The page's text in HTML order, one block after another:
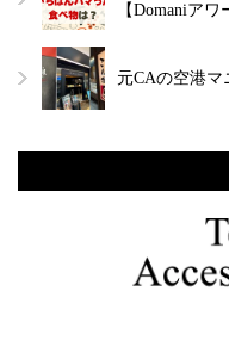
【Domaniアワ
元CAの空港マ